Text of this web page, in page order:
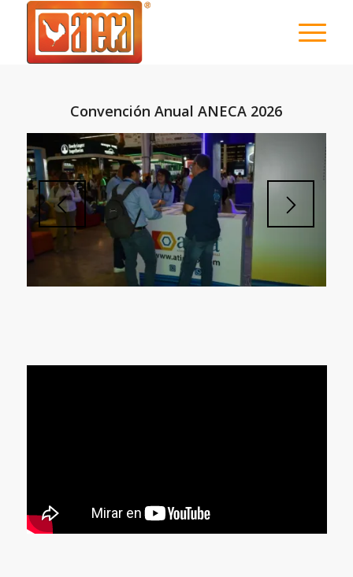
Convención Anual ANECA 2026